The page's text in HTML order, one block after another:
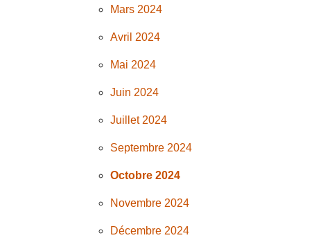
Mars 2024
Avril 2024
Mai 2024
Juin 2024
Juillet 2024
Septembre 2024
Octobre 2024
Novembre 2024
Décembre 2024